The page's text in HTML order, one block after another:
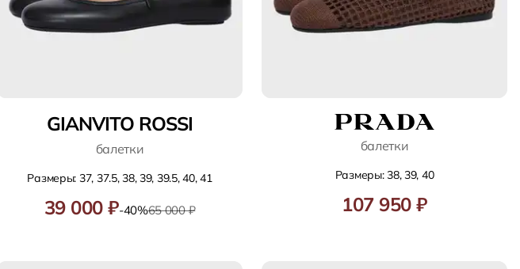
GIANVITO ROSSI
балетки
Размеры: 37, 37.5, 38, 39, 39.5, 40, 41
39 000 ₽-40%65 000 ₽
балетки
Размеры: 38, 39, 40
107 950 ₽